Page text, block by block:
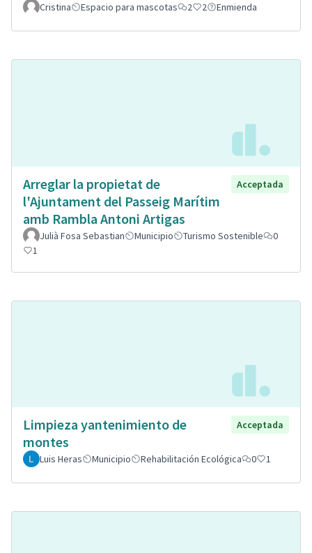
Cristina
Espacio para mascotas 2 2 Enmienda
Arreglar la propietat de
l'Ajuntament del Passeig Marítim
amb Rambla Antoni Artigas
Acceptada
Julià Fosa Sebastian Municipio Turismo Sostenible
0
1
Limpieza yantenimiento de
montes
Acceptada
Luis Heras Municipio Rehabilitación Ecológica 0 1